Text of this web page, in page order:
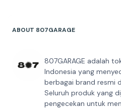
ABOUT 807GARAGE
807GARAGE adalah
Indonesia yang
berbagai brand resmi
Seluruh produk yang
pengecekan untuk